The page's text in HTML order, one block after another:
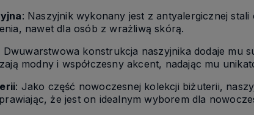
: Naszyjnik wykonany jest z antyalergicznej
nawet dla osób z wrażliwą skórą.
Dwuwarstwowa konstrukcja naszyjnika dodaje mu
modny i współczesny akcent, nadając mu
: Jako część nowoczesnej kolekcji biżuterii,
że jest on idealnym wyborem dla